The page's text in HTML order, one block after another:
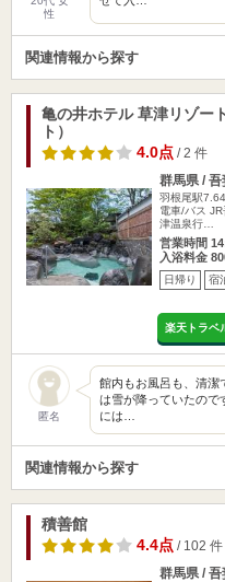
性
関連情報から探す
亀の井ホテル 草津リゾー
ト）
4.0点/ 2 件
群馬県 /
羽根尾駅
電車/バス
津温泉行…
営業時間
入浴料金
日帰り 宿
楽天トラベ
匿名
館内もお風呂も、清潔
は雪が降っていたので
には…
関連情報から探す
積善館
4.4点/ 102 件
群馬県 /